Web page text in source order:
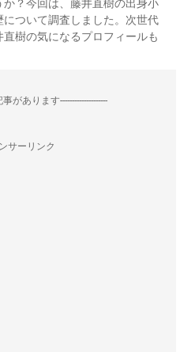
？今回は、藤井直樹の出身小
ついて調査しました。次世代
樹の気になるプロフィールも
があります--------------------
サーリンク